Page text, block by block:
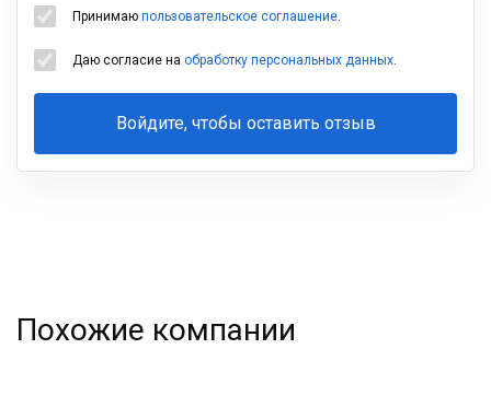
Принимаю пользовательское соглашение.
Даю согласие на обработку персональных данных.
Войдите, чтобы оставить отзыв
Ваша
Похожие компании